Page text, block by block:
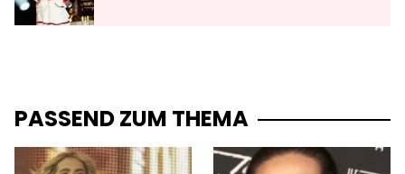
PASSEND ZUM THEMA